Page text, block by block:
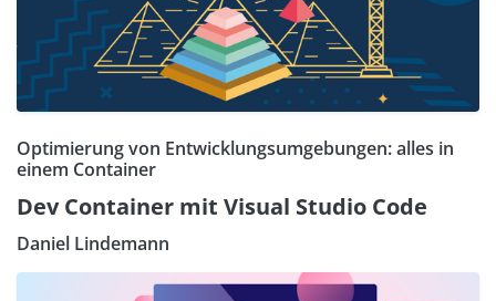
Optimierung von Entwicklungsumgebungen: alles in
einem Container
Dev Container mit Visual Studio Code
Daniel Lindemann